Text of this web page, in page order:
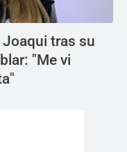
Joaqui tras su
"Me vi